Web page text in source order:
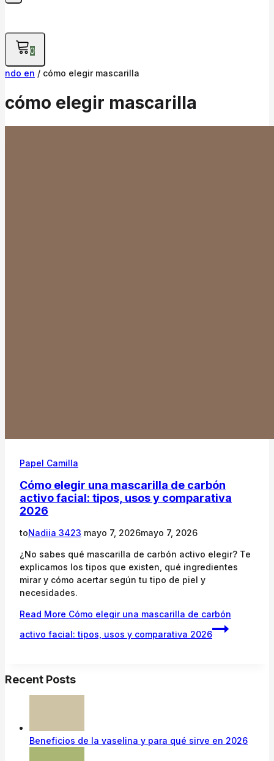
0
ndo en / cómo elegir mascarilla
cómo elegir mascarilla
Papel Camilla
Cómo elegir una mascarilla de carbón
activo facial: tipos, usos y comparativa
2026
toNadiia 3423 mayo 7, 2026mayo 7, 2026
¿No sabes qué mascarilla de carbón activo elegir? Te
explicamos los tipos que existen, qué ingredientes
mirar y cómo acertar según tu tipo de piel y
necesidades.
Read More Cómo elegir una mascarilla de carbón
activo facial: tipos, usos y comparativa 2026
Recent Posts
Beneficios de la vaselina y para qué sirve en 2026